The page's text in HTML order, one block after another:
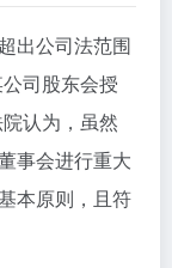
出公司法范围
司股东会授
认为，虽然
事会进行重大
本原则，且符